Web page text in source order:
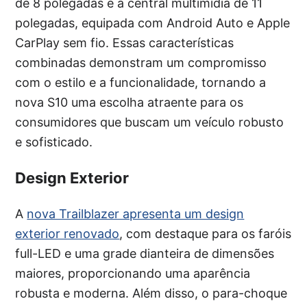
de 8 polegadas e a central multimídia de 11
polegadas, equipada com Android Auto e Apple
CarPlay sem fio. Essas características
combinadas demonstram um compromisso
com o estilo e a funcionalidade, tornando a
nova S10 uma escolha atraente para os
consumidores que buscam um veículo robusto
e sofisticado.
Design Exterior
A nova Trailblazer apresenta um design
exterior renovado, com destaque para os faróis
full-LED e uma grade dianteira de dimensões
maiores, proporcionando uma aparência
robusta e moderna. Além disso, o para-choque